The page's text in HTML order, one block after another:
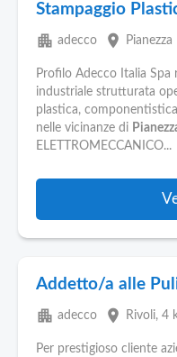
Stampaggio
apartment adecco place Pianezza
Profilo Adecco Italia
industriale strutturata
plastica,
nelle vicinanze di
ELETTROMECCANICO...
Addetto/a alle
apartment adecco place Rivoli, 4
Per prestigioso cliente